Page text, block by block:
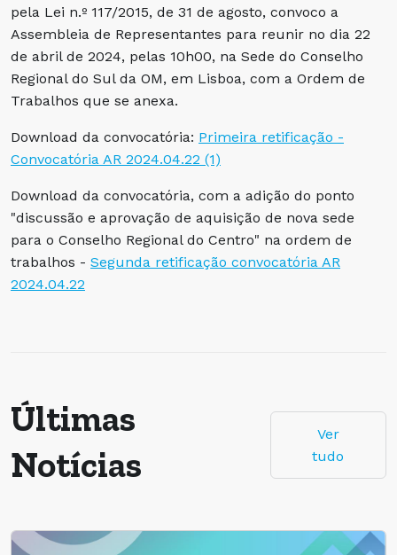
pela Lei n.º 117/2015, de 31 de agosto, convoco a
Assembleia de Representantes para reunir no dia 22
de abril de 2024, pelas 10h00, na Sede do Conselho
Regional do Sul da OM, em Lisboa, com a Ordem de
Trabalhos que se anexa.
Download da convocatória: Primeira retificação -
Convocatória AR 2024.04.22 (1)
Download da convocatória, com a adição do ponto
"discussão e aprovação de aquisição de nova sede
para o Conselho Regional do Centro" na ordem de
trabalhos - Segunda retificação convocatória AR
2024.04.22
Últimas
Notícias
Ver
tudo